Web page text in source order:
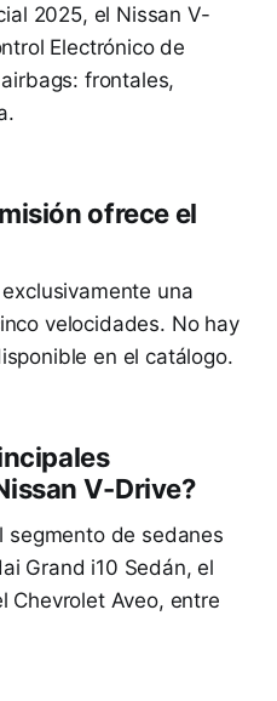
2025, el Nissan V-
Electrónico de
frontales,
ofrece el
una
velocidades. No hay
en el catálogo.
V-Drive?
segmento de sedanes
Grand i10 Sedán, el
Chevrolet Aveo, entre